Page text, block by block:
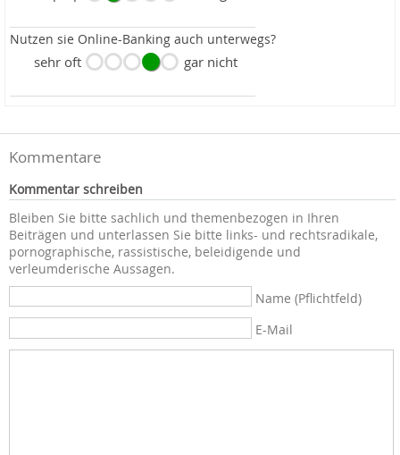
Nutzen sie Online-Banking auch unterwegs?
sehr oft gar nicht
Kommentare
Kommentar schreiben
Bleiben Sie bitte sachlich und themenbezogen in Ihren
Beiträgen und unterlassen Sie bitte links- und rechtsradikale,
pornographische, rassistische, beleidigende und
verleumderische Aussagen.
Name (Pflichtfeld)
E-Mail